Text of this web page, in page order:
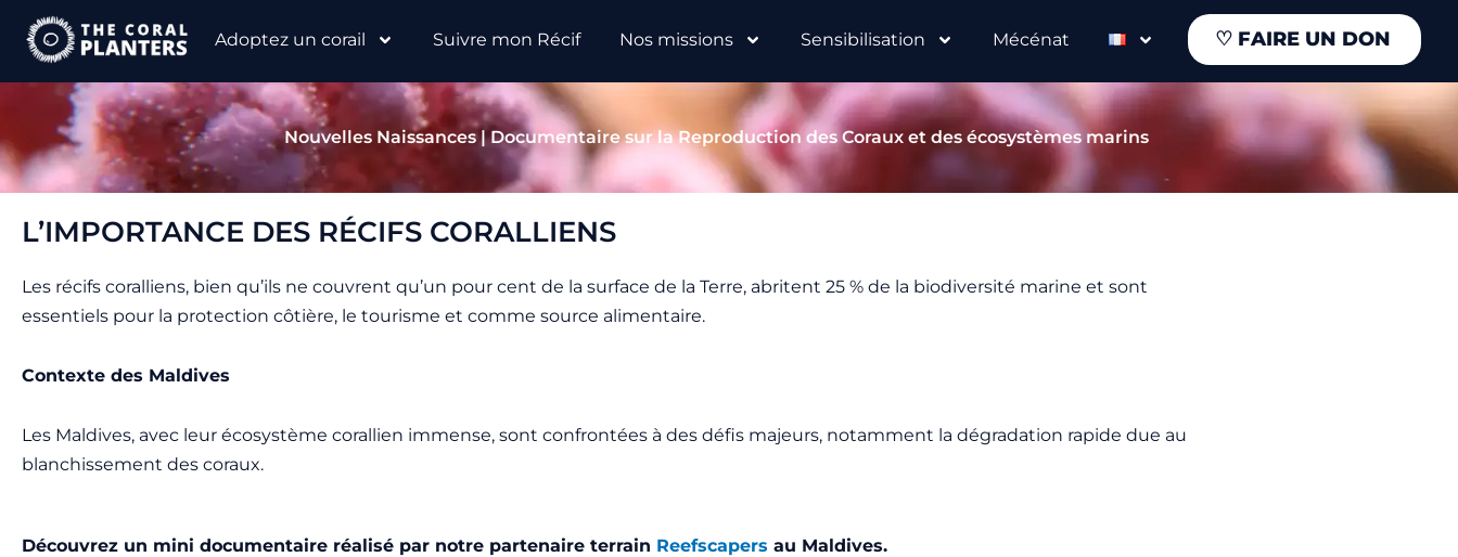
Adoptez un corail Suivre mon Récif Nos missions Sensibilisation Mécénat ♡ FAIRE UN DON
Nouvelles Naissances | Documentaire sur la Reproduction des Coraux et des écosystèmes marins
L’IMPORTANCE DES RÉCIFS CORALLIENS
Les récifs coralliens, bien qu’ils ne couvrent qu’un pour cent de la surface de la Terre, abritent 25 % de la biodiversité marine et sont
essentiels pour la protection côtière, le tourisme et comme source alimentaire.
Contexte des Maldives
Les Maldives, avec leur écosystème corallien immense, sont confrontées à des défis majeurs, notamment la dégradation rapide due au
blanchissement des coraux.
Découvrez un mini documentaire réalisé par notre partenaire terrain Reefscapers au Maldives.